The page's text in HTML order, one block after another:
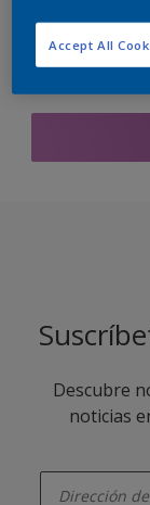
Descubre
noticias
Accept All